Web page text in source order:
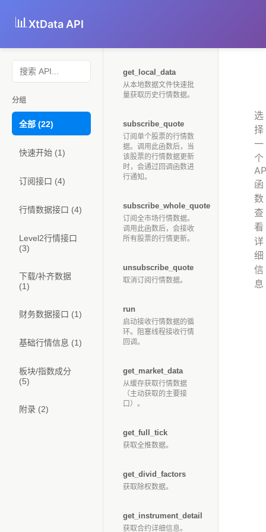
📊XtData API
分组
全部 (22)
快速开始 (1)
订阅接口 (4)
行情数据接口 (4)
Level2行情接口
(3)
下载/补齐数据
(1)
财务数据接口 (1)
基础行情信息 (1)
板块/指数成分
(5)
附录 (2)
get_local_data
从本地数据文件快速批
量获取历史行情数据。
subscribe_quote
订阅单个股票的行情数
据。调用此函数后，当
该股票的行情数据更新
时，会通过回调函数进
行通知。
subscribe_whole_quote
订阅全市场行情数据。
调用此函数后，会接收
所有股票的行情更新。
unsubscribe_quote
取消订阅行情数据。
run
启动接收行情数据的循
环。阻塞线程接收行情
回调。
get_market_data
从缓存获取行情数据
（主动获取的主要接
口）。
get_full_tick
获取全推数据。
get_divid_factors
获取除权数据。
get_instrument_detail
获取合约详细信息。
选
择
一
个
函
数
查
看
详
细
信
息